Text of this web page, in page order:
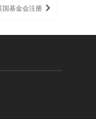
国基金会注册